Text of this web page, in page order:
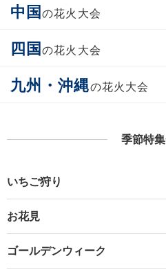
中国の花火大会
四国の花火大会
九州・沖縄の花火大会
季節特
いちご狩り
お花見
ゴールデンウィーク